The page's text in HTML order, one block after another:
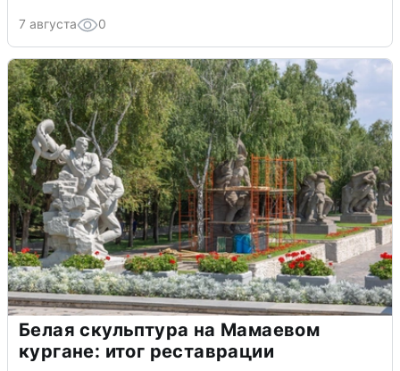
7 августа 0
Белая скульптура на Мамаевом
кургане: итог реставрации